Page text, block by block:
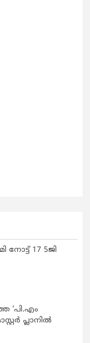
നോട്ട് 17 5ജി
‘പി.എം
പ്ലാനിൽ